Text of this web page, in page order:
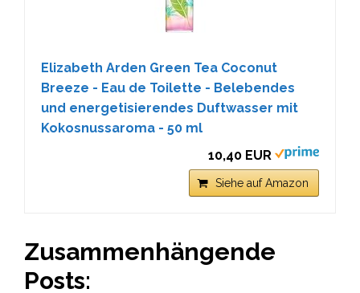
Elizabeth Arden Green Tea Coconut
Breeze - Eau de Toilette - Belebendes
und energetisierendes Duftwasser mit
Kokosnussaroma - 50 ml
10,40 EUR
Siehe auf Amazon
Zusammenhängende
Posts: